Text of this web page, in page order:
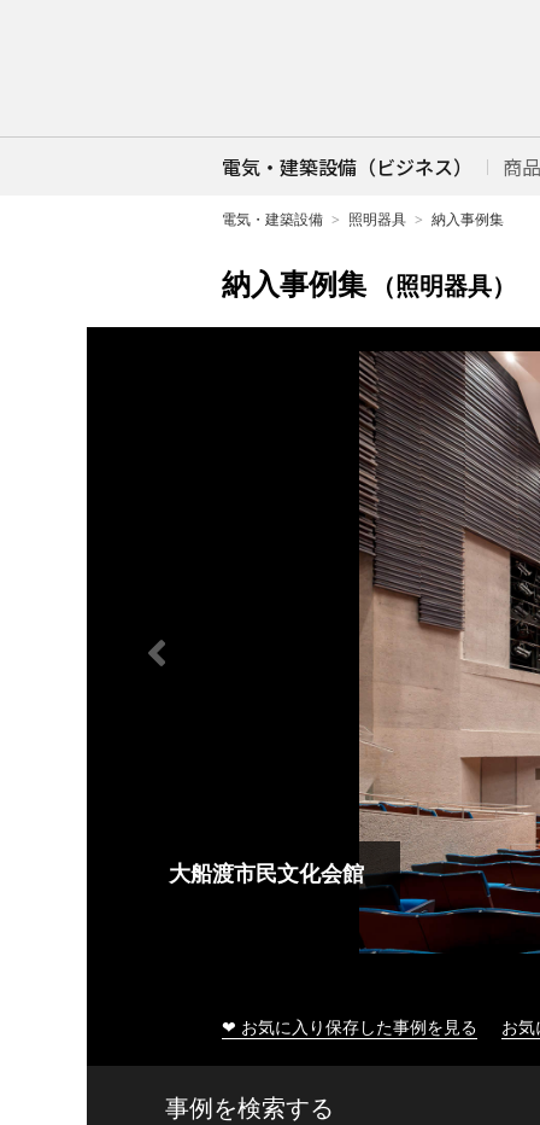
電気・建築設備（ビジネス） 商
電気・建築設備 照明器具 納入事例集
納入事例集 （照明器具）
大船渡市民文化会館
❤ お気に入り保存した事例を見る お
事例を検索する